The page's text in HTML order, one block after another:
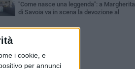
i cookie, e
per annunci
"Come nasce una leggenda": a Margherita
di Savoia va in scena la devozione al